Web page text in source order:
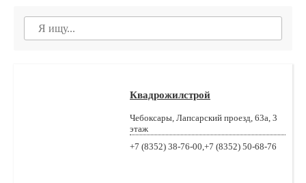
Квадрожилстрой
Чебоксары, Лапсарский проезд, 63а, 3
этаж
+7 (8352) 38-76-00,+7 (8352) 50-68-76